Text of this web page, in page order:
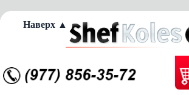
Наверх ▲